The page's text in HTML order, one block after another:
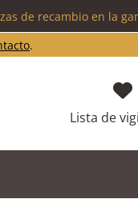
de recambio en la
.
Lista de